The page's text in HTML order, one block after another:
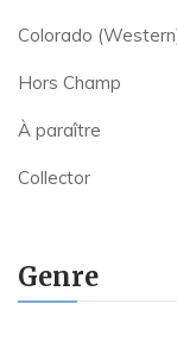
Colorado
Hors Champ
À paraître
Collector
Genre